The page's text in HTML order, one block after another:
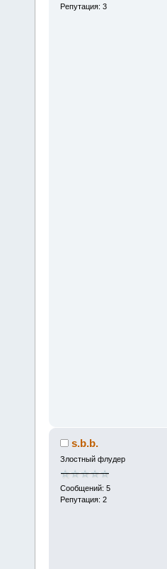
Репутация: 3
s.b.b.
Злостный флудер
Сообщений: 5
Репутация: 2